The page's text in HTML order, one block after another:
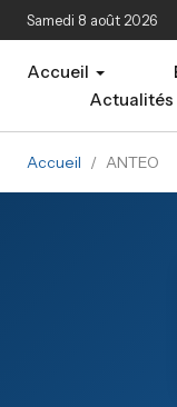
Aller au contenu
Samedi 8 août 2026
Accueil
Actualités
Accueil / ANTEO